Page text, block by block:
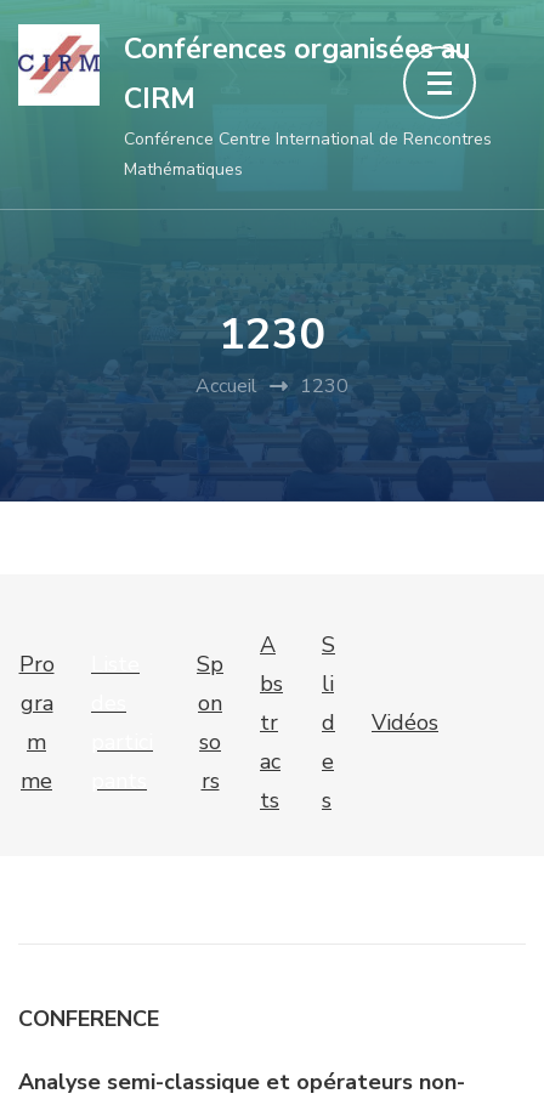
Aller
au
contenu
Conférences organisées au
CIRM
Conférence Centre International de Rencontres
Mathématiques
1230
Accueil 1230
Pro
gra
m
me
Sp
on
so
rs
A
bs
tr
ac
ts
S
li
d
e
s
Vidéos
CONFERENCE
Analyse semi-classique et opérateurs non-